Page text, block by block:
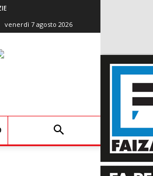
venerdì 7 agosto 2026